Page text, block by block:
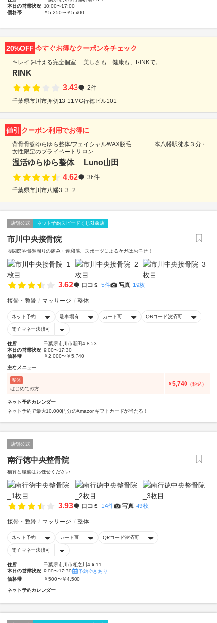
本日の営業状況 10:00〜17:00
価格帯
￥5,250〜￥5,400
20%OFF 今すぐお得なクーポンをチェック
キレイを叶える完全個室 美しさも、健康も、RINKで。
RINK
3.43
2件
千葉県市川市押切13-11MG行徳ビル101
値引 クーポン利用でお得に
背骨骨盤ゆらゆら整体/フェイシャルWAX脱毛 本八幡駅徒歩３分・
女性限定のプライベートサロン
温活ゆらゆら整体 Luno山田
4.62
36件
千葉県市川市八幡3−3−2
店舗公式 ネット予約スピードくじ対象店
市川中央接骨院
股関節や骨盤周りの痛み・違和感、スポーツによるケガはお任せ！
3.62 口コミ 5件 写真 19枚
接骨・整骨 マッサージ 整体
ネット予約 駐車場有 カード可 QRコード決済可
電子マネー決済可
住所
千葉県市川市新田4-8-23
本日の営業状況 9:00〜17:30
価格帯
￥2,000〜￥5,740
主なメニュー
整体
はじめての方
￥5,740 （税込）
ネット予約カレンダー
ネット予約で最大10,000円分のAmazonギフトカードが当たる！
店舗公式
南行徳中央整骨院
猫背と腰痛はお任せください
3.93 口コミ 14件 写真 49枚
接骨・整骨 マッサージ 整体
ネット予約 カード可 QRコード決済可
電子マネー決済可
住所
千葉県市川市相之川4-6-11
本日の営業状況 9:00〜17:30
予約空きあり
価格帯
￥500〜￥4,500
ネット予約カレンダー